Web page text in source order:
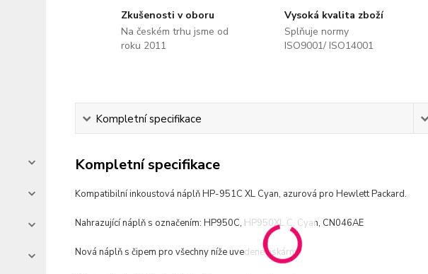
Zkušenosti v oboru
Na českém trhu jsme od
roku 2011
Vysoká kvalita zboží
Splňuje normy
ISO9001/ ISO14001
Kompletní specifikace
Kompletní specifikace
Kompatibilní inkoustová náplň HP-951C XL Cyan, azurová pro Hewlett Packard.
Nahrazující náplň s označením: HP950C, HP950XL C, Cyan, CN046AE
Nová náplň s čipem pro všechny níže uvedené tiskárny.